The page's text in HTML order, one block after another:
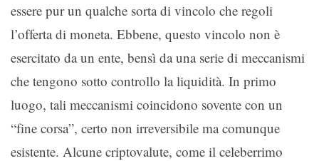
essere pur un qualche sorta di vincolo che regoli
l’offerta di moneta. Ebbene, questo vincolo non è
esercitato da un ente, bensì da una serie di meccanismi
che tengono sotto controllo la liquidità. In primo
luogo, tali meccanismi coincidono sovente con un
“fine corsa”, certo non irreversibile ma comunque
esistente. Alcune criptovalute, come il celeberrimo